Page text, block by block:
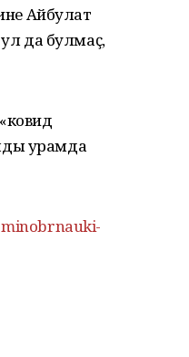
Айбулат
да булмаҫ,
урамда